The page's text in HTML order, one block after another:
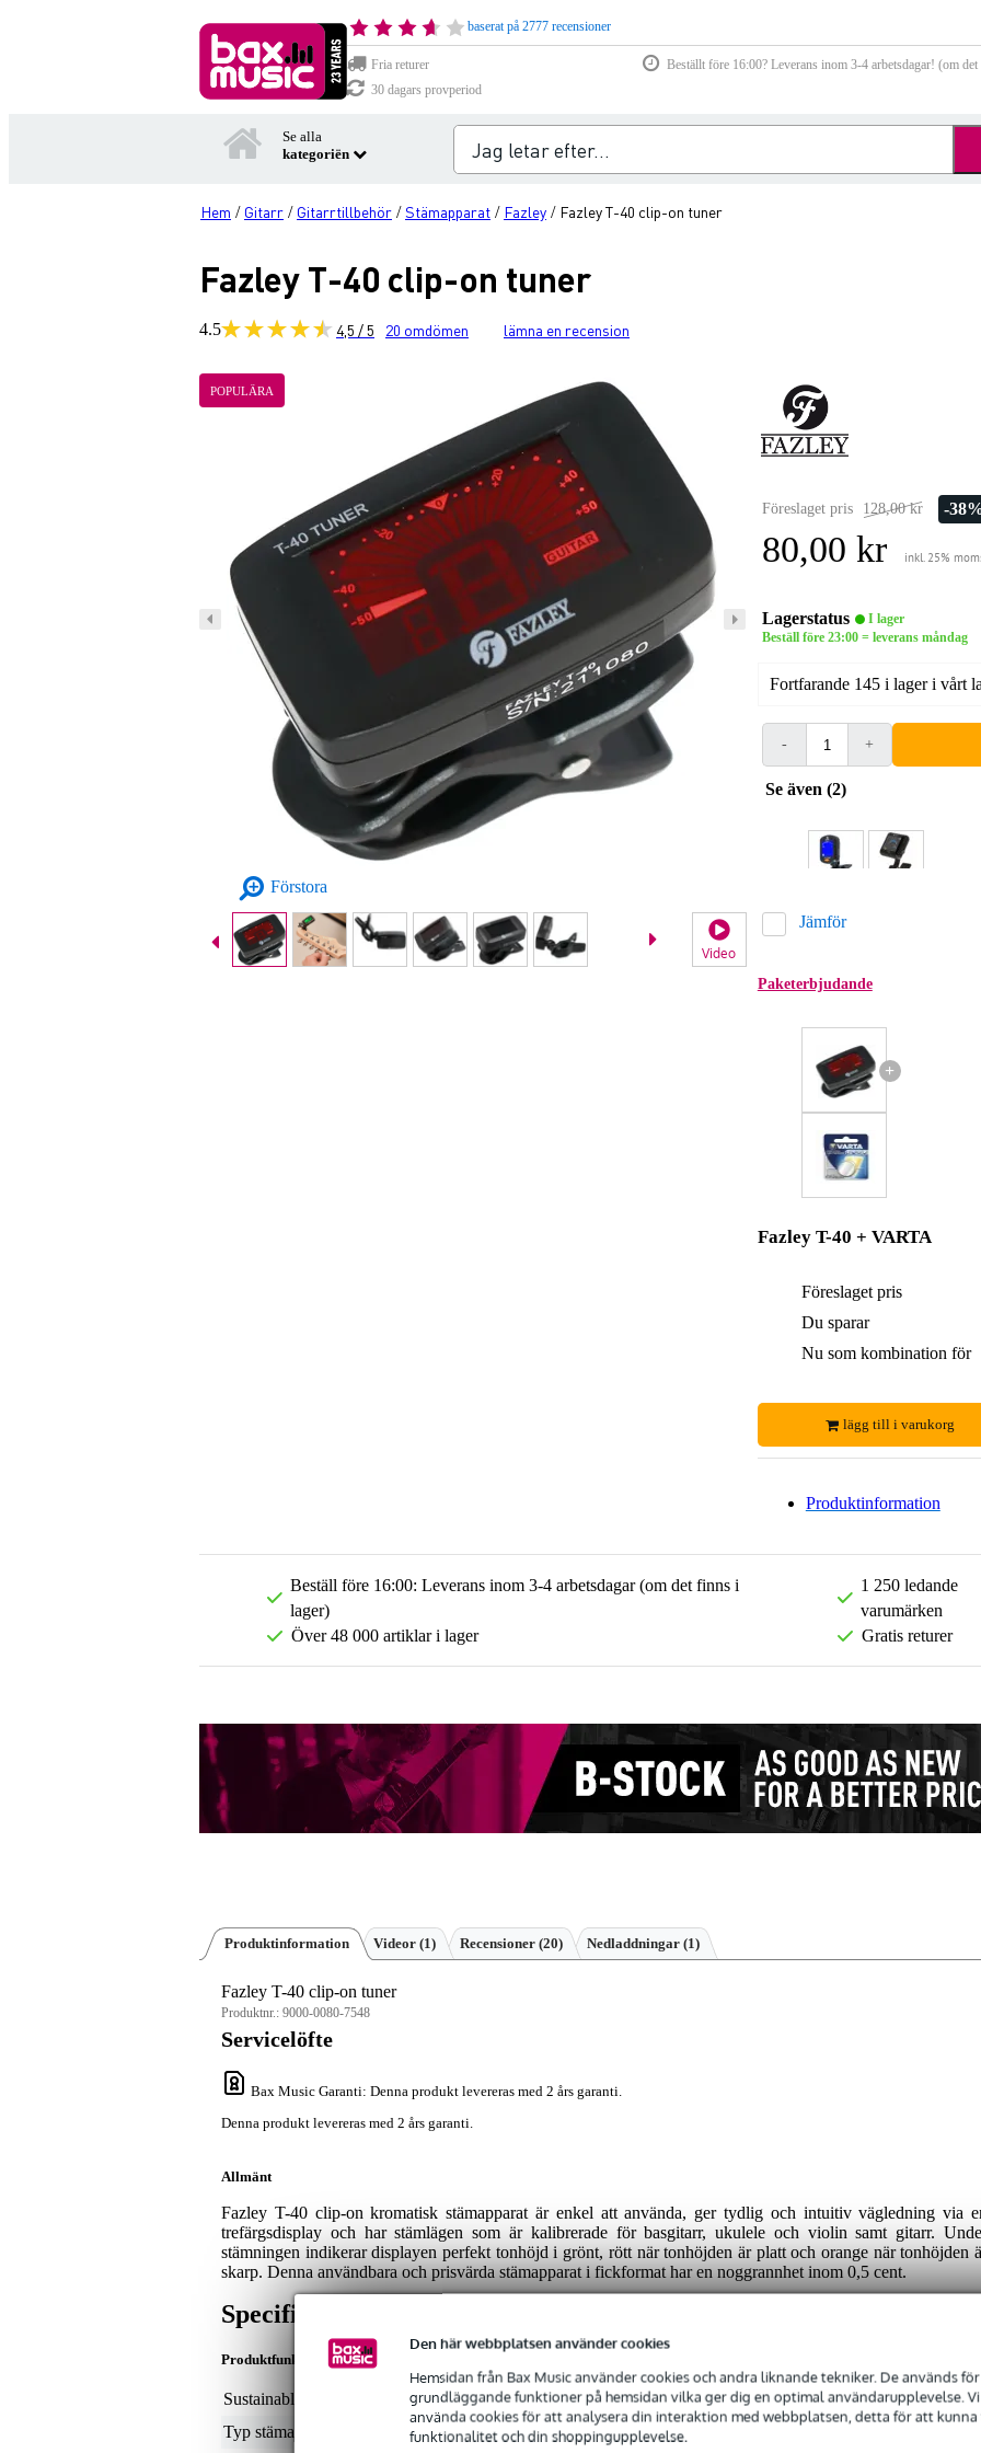
Den här webbplatsen använder cookies
Hemsidan från Bax Music använder cookies och andra liknande tekniker. De används
grundläggande funktioner på hemsidan vilka ger dig en optimal användarupplevelse.
använda cookies för att analysera din interaktion med webbplatsen, detta för att
funktionalitet och din shoppingupplevelse.
baserat på 2777 recensioner
Fria returer
Beställt före 16:00? Leverans inom 3-4 arbetsdagar! (om
30 dagars provperiod
Se alla
kategoriën
Hem / Gitarr / Gitarrtillbehör /Stämapparat / Fazley / Fazley T-40 clip-on tuner
Fazley T-40 clip-on tuner
4.5 4,5 / 5 20 omdömen lämna en recension
POPULÄRA
Förstora
Video
Föreslaget pris 128,00 kr -
80,00 kr inkl. 25%
Lagerstatus
I lager
Beställ före 23:00 = leverans måndag
Fortfarande 145 i lager i vårt
- +
Se även (2)
Jämför
Paketerbjudande
+
Fazley T-40 + VARTA
Föreslaget pris
Du sparar
Nu som kombination för
lägg till i varukorg
Produktinformation
Beställ före 16:00: Leverans inom 3-4 arbetsdagar (om det finns i
lager)
Över 48 000 artiklar i lager
1 250 ledande
varumärken
Gratis returer
Produktinformation Videor (1) Recensioner (20) Nedladdningar (1)
Fazley T-40 clip-on tuner
Produktnr.: 9000-0080-7548
Servicelöfte
Bax Music Garanti: Denna produkt levereras med 2 års garanti.
Denna produkt levereras med 2 års garanti.
Allmänt
Fazley T-40 clip-on kromatisk stämapparat är enkel att använda, ger tydlig och intuitiv vägledning via
trefärgsdisplay och har stämlägen som är kalibrerade för basgitarr, ukulele och violin samt gitarr.
stämningen indikerar displayen perfekt tonhöjd i grönt, rött när tonhöjden är platt och orange när tonhöjden
skarp. Denna användbara och prisvärda stämapparat i fickformat har en noggrannhet inom 0,5 cent.
Specifikationer
Produktfunktioner
Sustainable product
not specified
Typ stämapparat
clip-on stämapparat